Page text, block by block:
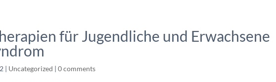
für Jugendliche und Erwachsene
| Uncategorized |0 comments